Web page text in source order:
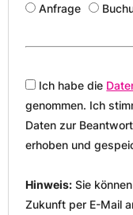
Anfrage
Ich habe die
genommen. Ich
Daten zur
erhoben und
Hinweis: Sie
Zukunft per E-Mail